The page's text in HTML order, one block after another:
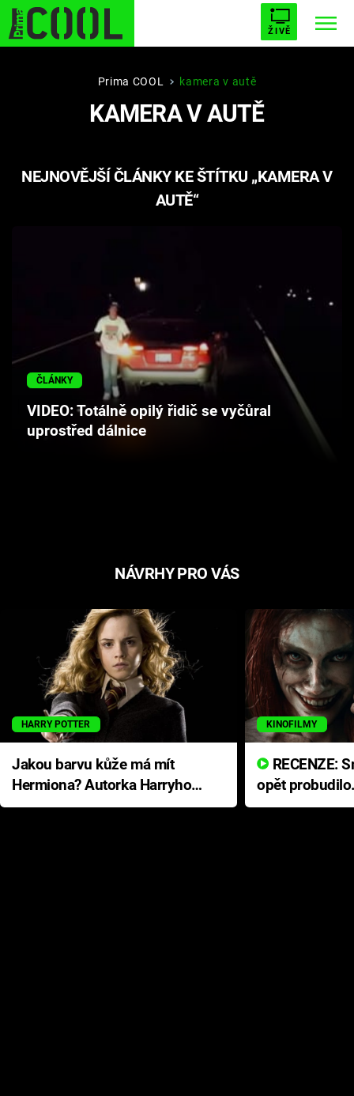
ŽIVĚ
STARHOUSE BUFFY, PŘEMOŽITELKA UPÍRŮ
PLNEJ KOTEL AVENGERS 5
Cool Esport
Pořady
Prima COOL kamera v autě
KAMERA V AUTĚ
NEJNOVĚJŠÍ ČLÁNKY KE ŠTÍTKU „KAMERA V
AUTĚ“
ČLÁNKY
VIDEO: Totálně opilý řidič se vyčůral
uprostřed dálnice
NÁVRHY PRO VÁS
HARRY POTTER
Jakou barvu kůže má mít
Hermiona? Autorka Harryho
Pottera přišla s ráznou
KINOFILMY
opět
přichází s